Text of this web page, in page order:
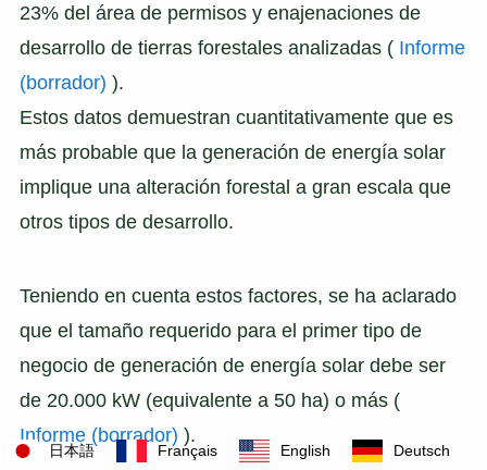
23% del área de permisos y enajenaciones de
desarrollo de tierras forestales analizadas ( Informe
(borrador) ).
Estos datos demuestran cuantitativamente que es
más probable que la generación de energía solar
implique una alteración forestal a gran escala que
otros tipos de desarrollo.
Teniendo en cuenta estos factores, se ha aclarado
que el tamaño requerido para el primer tipo de
negocio de generación de energía solar debe ser
de 20.000 kW (equivalente a 50 ha) o más (
Informe (borrador) ).
Deutsch
English
Français
日本語